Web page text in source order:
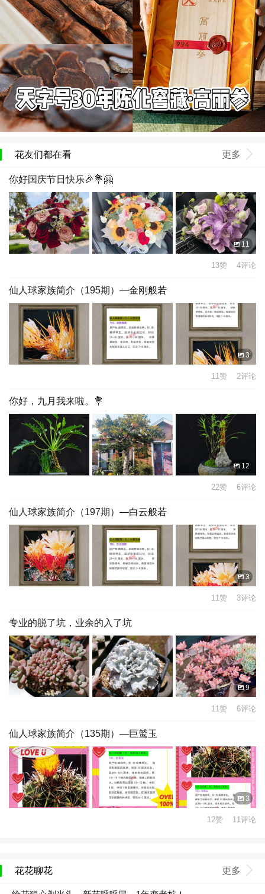
花友们都在看 更多
你好国庆节日快乐🎉💐🤗
11
13赞 4评论
仙人球家族简介（195期）—金刚般若
3
11赞 2评论
你好，九月我来啦。💐
12
22赞 6评论
仙人球家族简介（197期）—白云般若
3
11赞 3评论
专业的脱了坑，业余的入了坑
9
11赞 6评论
仙人球家族简介（135期）—巨鹫玉
3
12赞 11评论
花花聊花 更多